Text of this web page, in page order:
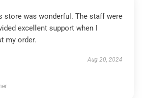
store was wonderful. The staff were
excellent support when I
my order.
Aug 20, 2024